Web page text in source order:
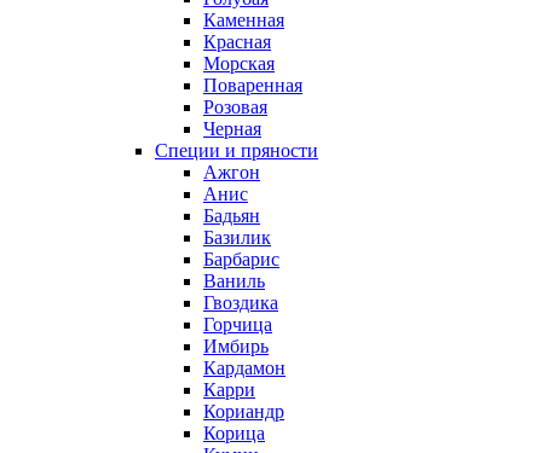
Каменная
Красная
Морская
Поваренная
Розовая
Черная
Специи и пряности
Ажгон
Анис
Бадьян
Базилик
Барбарис
Ваниль
Гвоздика
Горчица
Имбирь
Кардамон
Карри
Кориандр
Корица